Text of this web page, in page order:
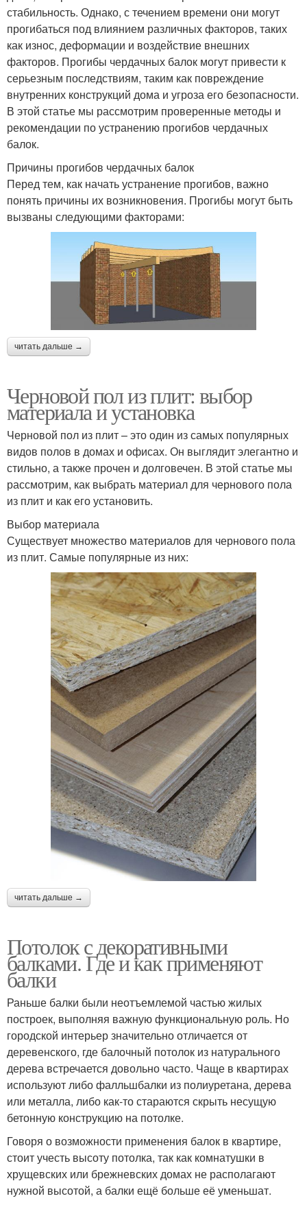
стабильность. Однако, с течением времени они могут
прогибаться под влиянием различных факторов, таких
как износ, деформации и воздействие внешних
факторов. Прогибы чердачных балок могут привести к
серьезным последствиям, таким как повреждение
внутренних конструкций дома и угроза его безопасности.
В этой статье мы рассмотрим проверенные методы и
рекомендации по устранению прогибов чердачных
балок.
Причины прогибов чердачных балок
Перед тем, как начать устранение прогибов, важно
понять причины их возникновения. Прогибы могут быть
вызваны следующими факторами:
читать дальше →
Черновой пол из плит: выбор
материала и установка
Черновой пол из плит – это один из самых популярных
видов полов в домах и офисах. Он выглядит элегантно и
стильно, а также прочен и долговечен. В этой статье мы
рассмотрим, как выбрать материал для чернового пола
из плит и как его установить.
Выбор материала
Существует множество материалов для чернового пола
из плит. Самые популярные из них:
читать дальше →
Потолок с декоративными
балками. Где и как применяют
балки
Раньше балки были неотъемлемой частью жилых
построек, выполняя важную функциональную роль. Но
городской интерьер значительно отличается от
деревенского, где балочный потолок из натурального
дерева встречается довольно часто. Чаще в квартирах
используют либо фалльшбалки из полиуретана, дерева
или металла, либо как-то стараются скрыть несущую
бетонную конструкцию на потолке.
Говоря о возможности применения балок в квартире,
стоит учесть высоту потолка, так как комнатушки в
хрущевских или брежневских домах не располагают
нужной высотой, а балки ещё больше её уменьшат.